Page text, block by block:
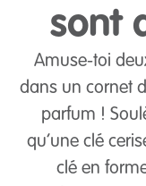
sont
Amuse-toi
dans un cornet
parfum !
qu’une clé
clé en